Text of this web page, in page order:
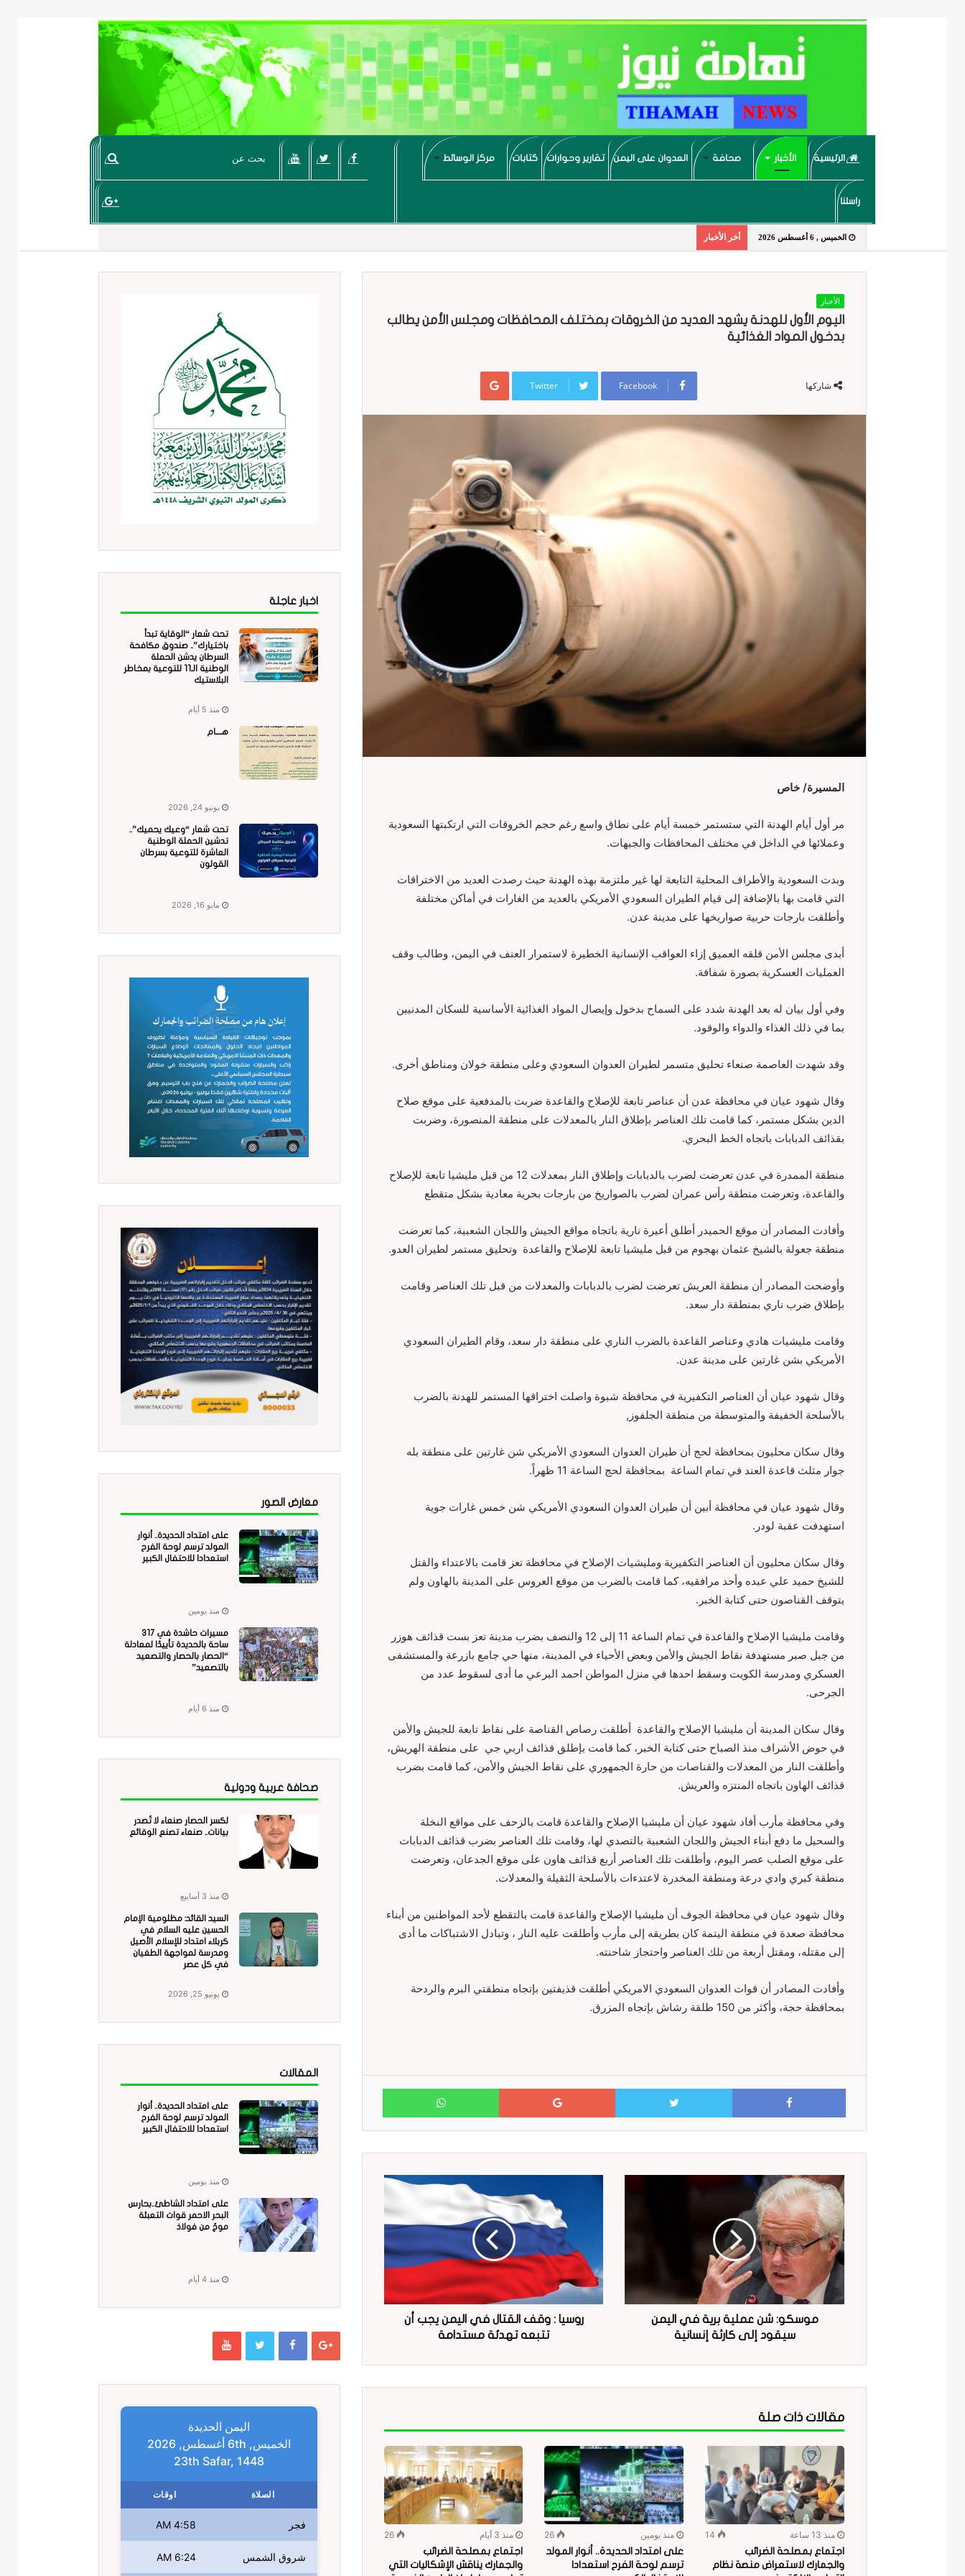
الرئيسية الأخبار صحافة العدوان على اليمن تقارير وحوارات كتابات مركز الوسائط
راسلنا
الخميس , 6 أغسطس 2026 أخر الأخبار
الأخبار
اليوم الأول للهدنة يشهد العديد من الخروقات بمختلف المحافظات ومجلس الأمن يطالب
بدخول المواد الغذائية
شاركها Facebook
Twitter
Google+
المسيرة/ خاص
مر أول أيام الهدنة التي ستستمر خمسة أيام على نطاق واسع رغم حجم الخروقات التي ارتكبتها السعودية
وعملائها في الداخل في مختلف المحافظات والجبهات.
وبدت السعودية والأطراف المحلية التابعة لها غير ملتزمة بهذه الهدنة حيث رصدت العديد من الاختراقات
التي قامت بها بالإضافة إلى قيام الطيران السعودي الأمريكي بالعديد من الغارات في أماكن مختلفة
وأطلقت بارجات حربية صواريخها على مدينة عدن.
أبدى مجلس الأمن قلقه العميق إزاء العواقب الإنسانية الخطيرة لاستمرار العنف في اليمن، وطالب وقف
العمليات العسكرية بصورة شفافة.
وفي أول بيان له بعد الهدنة شدد على السماح بدخول وإيصال المواد الغذائية الأساسية للسكان المدنيين
بما في ذلك الغذاء والدواء والوقود.
وقد شهدت العاصمة صنعاء تحليق متسمر لطيران العدوان السعودي وعلى منطقة خولان ومناطق أخرى.
وقال شهود عيان في محافظة عدن أن عناصر تابعة للإصلاح والقاعدة ضربت بالمدفعية على موقع صلاح
الدين بشكل مستمر، كما قامت تلك العناصر بإطلاق النار بالمعدلات على منطقة المنصورة، وضربت
بقذائف الدبابات باتجاه الخط البحري.
منطقة الممدرة في عدن تعرضت لضرب بالدبابات وإطلاق النار بمعدلات 12 من قبل مليشيا تابعة للإصلاح
والقاعدة، وتعرضت منطقة رأس عمران لضرب بالصواريخ من بارجات بحرية معادية بشكل متقطع
وأفادت المصادر أن موقع الحميدر أطلق أعيرة نارية باتجاه مواقع الجيش واللجان الشعبية، كما تعرضت
منطقة جعولة بالشيخ عثمان بهجوم من قبل مليشيا تابعة للإصلاح والقاعدة وتحليق مستمر لطيران العدو.
وأوضحت المصادر أن منطقة العريش تعرضت لضرب بالدبابات والمعدلات من قبل تلك العناصر وقامت
بإطلاق ضرب ناري بمنطقة دار سعد.
وقامت مليشيات هادي وعناصر القاعدة بالضرب الناري على منطقة دار سعد، وقام الطيران السعودي
الأمريكي بشن غارتين على مدينة عدن.
وقال شهود عيان أن العناصر التكفيرية في محافظة شبوة واصلت اختراقها المستمر للهدنة بالضرب
بالأسلحة الخفيفة والمتوسطة من منطقة الجلفوز,
وقال سكان محليون بمحافظة لحج أن طيران العدوان السعودي الأمريكي شن غارتين على منطقة بله
جوار مثلث قاعدة العند في تمام الساعة بمحافظة لحج الساعة 11 ظهراً.
وقال شهود عيان في محافظة أبين أن طيران العدوان السعودي الأمريكي شن خمس غارات جوية
استهدفت عقبة لودر.
وقال سكان محليون أن العناصر التكفيرية ومليشيات الإصلاح في محافظة تعز قامت بالاعتداء والقتل
للشيخ حميد علي عبده وأحد مرافقيه، كما قامت بالضرب من موقع العروس على المدينة بالهاون ولم
يتوقف القناصون حتى كتابة الخبر.
وقامت مليشيا الإصلاح والقاعدة في تمام الساعة 11 إلى 12 والنصف بضرب مدينة تعز بست قذائف هوزر
من جبل صبر مستهدفة نقاط الجيش والأمن وبعض الأحياء في المدينة، منها حي جامع بازرعة والمستشفى
العسكري ومدرسة الكويت وسقط احدها في منزل المواطن احمد البرعي ما أدى لسقوط عدد من
الجرحى.
وقال سكان المدينة أن مليشيا الإصلاح والقاعدة أطلقت رصاص القناصة على نقاط تابعة للجيش والأمن
في حوض الأشراف منذ الصباح حتى كتابة الخبر، كما قامت بإطلق قذائف اربي جي على منطقة الهريش،
وأطلقت النار من المعدلات والقناصات من حارة الجمهوري على نقاط الجيش والأمن، كما قامت بضرب
قذائف الهاون باتجاه المنتزه والعريش.
وفي محافظة مأرب أفاد شهود عيان أن مليشيا الإصلاح والقاعدة قامت بالزحف على مواقع النخلة
والسحيل ما دفع أبناء الجيش واللجان الشعبية بالتصدي لها، وقامت تلك العناصر بضرب قذائف الدبابات
على موقع الصلب عصر اليوم، وأطلقت تلك العناصر أربع قذائف هاون على موقع الجدعان، وتعرضت
منطقة كبري وادي درعة ومنطقة المخدرة لاعتدءات بالأسلحة الثقيلة والمعدلات.
وقال شهود عيان في محافظة الجوف أن مليشيا الإصلاح والقاعدة قامت بالتقطع لأحد المواطنين من أبناء
محافظة صعدة في منطقة اليتمة كان بطريقه إلى مأرب وأطلقت عليه النار ، وتبادل الاشتباكات ما أدى
إلى مقتله، ومقتل أربعة من تلك العناصر واحتجاز شاحنته.
وأفادت المصادر أن قوات العدوان السعودي الامريكي أطلقت قذيفتين بإتجاه منطقتي البرم والردحة
بمحافظة حجة، وأكثر من 150 طلقة رشاش بإتجاه المزرق.
Facebook
Twitter
Google+
WhatsApp
موسكو: شن عملية برية في اليمن
سيقود إلى كارثة إنسانية
روسيا : وقف القتال في اليمن يجب أن
تتبعه تهدئة مستدامة
مقالات ذات صلة
منذ 13 ساعة
14
اجتماع بمصلحة الضرائب
والجمارك لاستعراض منصة نظام
منذ يومين
26
على امتداد الحديدة.. أنوار المولد
ترسم لوحة الفرح استعدادا
منذ 3 أيام
26
اجتماع بمصلحة الضرائب
والجمارك يناقش الإشكاليات التي
اخبار عاجلة
تحت شعار “الوقاية تبدأ
باختيارك”.. صندوق مكافحة
السرطان يدشن الحملة
الوطنية الـ11 للتوعية بمخاطر
البلاستيك
منذ 5 أيام
هــــام
يونيو 24, 2026
تحت شعار “وعيك يحميك”..
تدشين الحملة الوطنية
العاشرة للتوعية بسرطان
القولون
مايو 16, 2026
معارض الصور
على امتداد الحديدة.. أنوار
المولد ترسم لوحة الفرح
استعدادا للاحتفال الكبير
منذ يومين
مسيرات حاشدة في 317
ساحة بالحديدة تأييدًا لمعادلة
“الحصار بالحصار والتصعيد
بالتصعيد”
منذ 6 أيام
صحافة عربية ودولية
لكسر الحصار صنعاء لا تُصدر
بيانات.. صنعاء تصنع الوقائع
منذ 3 أسابيع
السيد القائد: مظلومية الإمام
الحسين عليه السلام في
كربلاء امتداد للإسلام الأصيل
ومدرسة لمواجهة الطغيان
في كل عصر
يونيو 25, 2026
المقالات
على امتداد الحديدة.. أنوار
المولد ترسم لوحة الفرح
استعدادا للاحتفال الكبير
منذ يومين
على امتداد الشاطئ..بحارس
البحر الاحمر قوات التعبئة
موجٌ من فولاذ
منذ 4 أيام
اليمن الحديدة
الخميس, 6th أغسطس, 2026
23th Safar, 1448
الصلاة اوقات
فجر 4:58 AM
شروق الشمس 6:24 AM